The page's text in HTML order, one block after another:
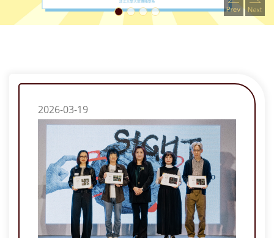
Previous
2026-03-19